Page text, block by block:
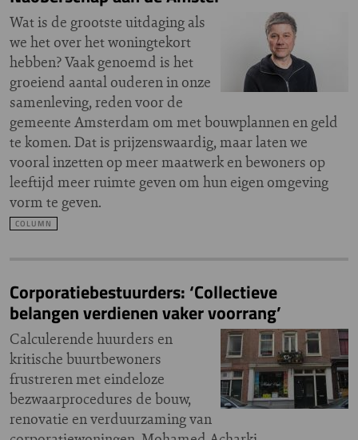
Wat is de grootste uitdaging als
we het over het woningtekort
hebben? Vaak genoemd is het
groeiend aantal ouderen in onze
samenleving, reden voor de
gemeente Amsterdam om met bouwplannen en geld
te komen. Dat is prijzenswaardig, maar laten we
vooral inzetten op meer maatwerk en bewoners op
leeftijd meer ruimte geven om hun eigen omgeving
vorm te geven.
COLUMN
Corporatiebestuurders: ‘Collectieve
belangen verdienen vaker voorrang’
Calculerende huurders en
kritische buurtbewoners
frustreren met eindeloze
bezwaarprocedures de bouw,
renovatie en verduurzaming van